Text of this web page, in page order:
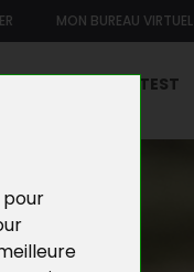
pour
MON BUREAU VIRTUEL
FONCTION TEST